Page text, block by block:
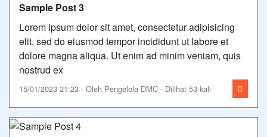
Sample Post 3
Lorem ipsum dolor sit amet, consectetur adipisicing
elit, sed do eiusmod tempor incididunt ut labore et
dolore magna aliqua. Ut enim ad minim veniam, quis
nostrud ex
15/01/2023 21:23 - Oleh Pengelola DMC - Dilihat 53 kali